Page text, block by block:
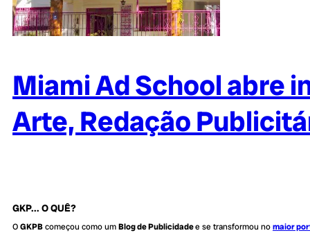
Miami Ad School abre
Arte, Redação
GKP... O QUÊ?
OGKPBcomeçou como umBlog de Publicidadee se transformou nomaior